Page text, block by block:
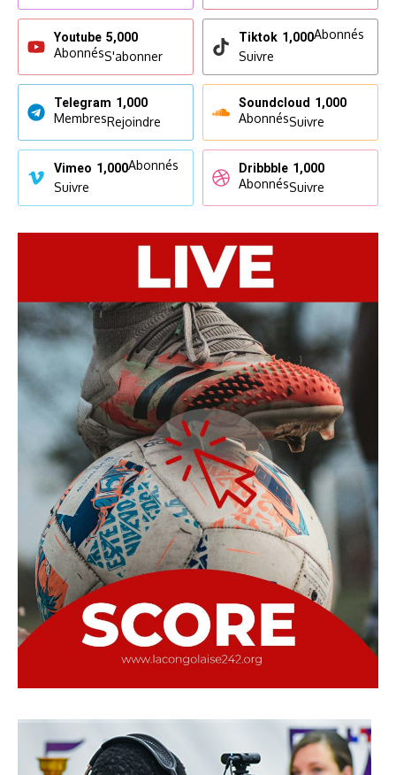
Youtube 5,000
AbonnésS'abonner
Tiktok 1,000Abonnés
Suivre
Telegram 1,000
MembresRejoindre
Soundcloud 1,000
AbonnésSuivre
Vimeo 1,000Abonnés
Suivre
Dribbble 1,000
AbonnésSuivre